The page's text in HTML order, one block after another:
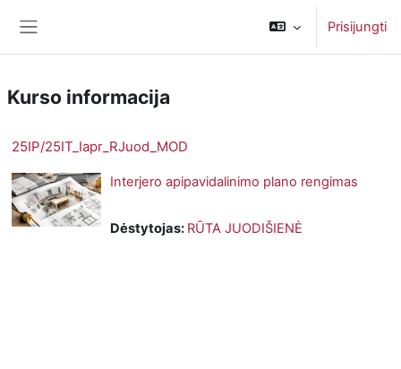
Prisijungti
Kurso informacija
25IP/25IT_Iapr_RJuod_MOD
Interjero apipavidalinimo plano rengimas
Dėstytojas: RŪTA JUODIŠIENĖ